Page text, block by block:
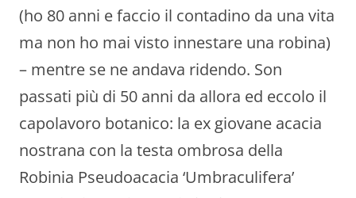
(ho 80 anni e faccio il contadino da una vita
ma non ho mai visto innestare una robina)
– mentre se ne andava ridendo. Son
passati più di 50 anni da allora ed eccolo il
capolavoro botanico: la ex giovane acacia
nostrana con la testa ombrosa della
Robinia Pseudoacacia ‘Umbraculifera’